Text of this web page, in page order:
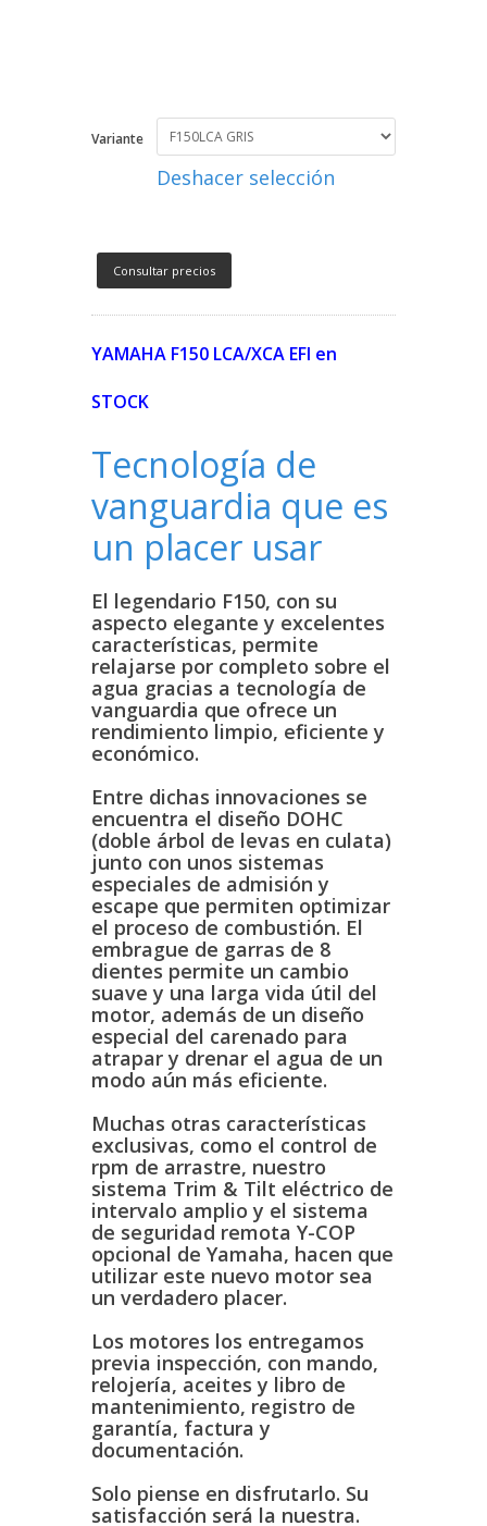
Variante
Deshacer selección
Consultar precios
YAMAHA F150 LCA/XCA EFI en
STOCK
Tecnología de
vanguardia que es
un placer usar
El legendario F150, con su
aspecto elegante y excelentes
características, permite
relajarse por completo sobre el
agua gracias a tecnología de
vanguardia que ofrece un
rendimiento limpio, eficiente y
económico.
Entre dichas innovaciones se
encuentra el diseño DOHC
(doble árbol de levas en culata)
junto con unos sistemas
especiales de admisión y
escape que permiten optimizar
el proceso de combustión. El
embrague de garras de 8
dientes permite un cambio
suave y una larga vida útil del
motor, además de un diseño
especial del carenado para
atrapar y drenar el agua de un
modo aún más eficiente.
Muchas otras características
exclusivas, como el control de
rpm de arrastre, nuestro
sistema Trim & Tilt eléctrico de
intervalo amplio y el sistema
de seguridad remota Y-COP
opcional de Yamaha, hacen que
utilizar este nuevo motor sea
un verdadero placer.
Los motores los entregamos
previa inspección, con mando,
relojería, aceites y libro de
mantenimiento, registro de
garantía, factura y
documentación.
Solo piense en disfrutarlo. Su
satisfacción será la nuestra.